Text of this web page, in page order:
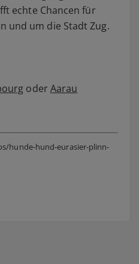
echte Chancen für
und um die Stadt Zug.
oder Aarau
hunde-hund-eurasier-plinn-